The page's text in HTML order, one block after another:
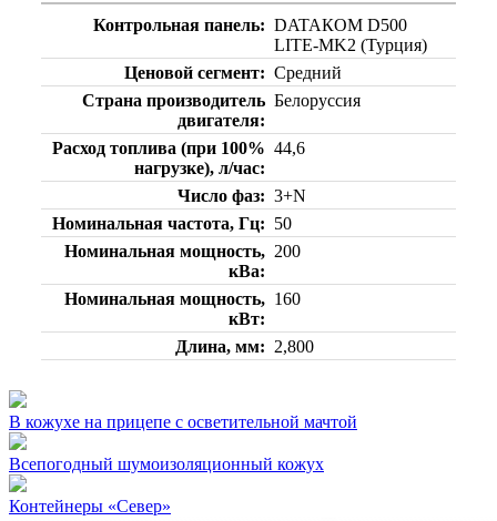
Контрольная панель
DATAКOM D500
LITE-MK2 (Турция)
Ценовой сегмент
Средний
Страна производитель
двигателя
Белоруссия
Расход топлива (при 100%
нагрузке), л/час
44,6
Число фаз
3+N
Номинальная частота, Гц
50
Номинальная мощность,
кВа
200
Номинальная мощность,
кВт
160
Длина, мм 2,800
В кожухе на прицепе с осветительной мачтой
Всепогодный шумоизоляционный кожух
Контейнеры «Север»